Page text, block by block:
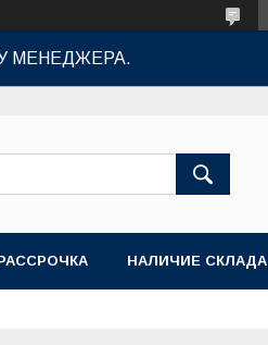
МЕНЕДЖЕРА.
НАЛИЧИЕ СКЛАДА